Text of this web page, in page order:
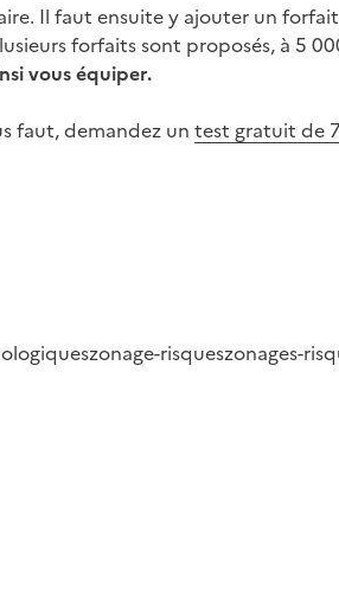
Il faut ensuite y ajouter un
forfaits sont proposés, à 5
vous équiper.
faut, demandez un test gratuit de
zonage-risqueszonages-